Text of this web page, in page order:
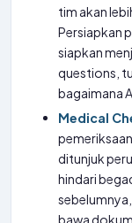
tim akan
Persiapkan
siapkan
questions,
bagaimana
Medical
ditunjuk
hindari
bawa